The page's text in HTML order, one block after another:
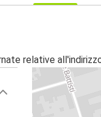
relative